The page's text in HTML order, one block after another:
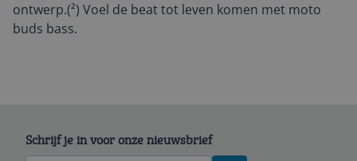
ontwerp.(²) Voel de beat tot leven komen met moto
buds bass.
Schrijf je in voor onze nieuwsbrief